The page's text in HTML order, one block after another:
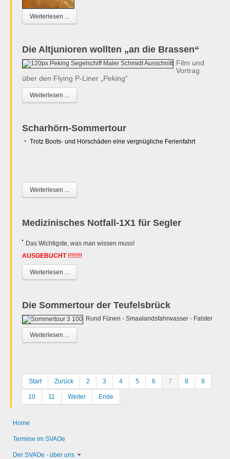
Weiterlesen ...
Die Altjunioren wollten „an die Brassen“
Film und
Vortrag
über den Flying P-Liner „Peking“
Weiterlesen ...
Scharhörn-Sommertour
Trotz Boots- und Hörschäden eine vergnügliche Ferienfahrt
Weiterlesen ...
Medizinisches Notfall-1X1 für Segler
Das Wichtigste, was man wissen muss!
AUSGEBUCHT !!!!!!!
Weiterlesen ...
Die Sommertour der Teufelsbrück
Rund Fünen - Smaalandsfahrwasser - Falster
Weiterlesen ...
Start Zurück 2 3 4 5 6 7 8 9
10 11 Weiter Ende
Home
Termine im SVAOe
Der SVAOe - über uns